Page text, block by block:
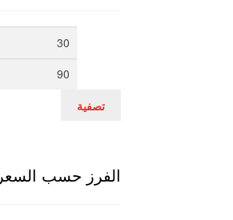
أدنى
تصفية
الفرز حسب السعر